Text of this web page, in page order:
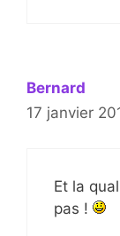
Bernard
17 janvier
Et la
pas !